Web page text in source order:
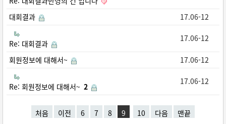
대회결과 17.06-12
Re: 대회결과
17.06-12
회원정보에 대해서~ 17.06-12
Re: 회원정보에 대해서~ 2
17.06-12
처음 이전 6 7 8 9 10 다음 맨끝